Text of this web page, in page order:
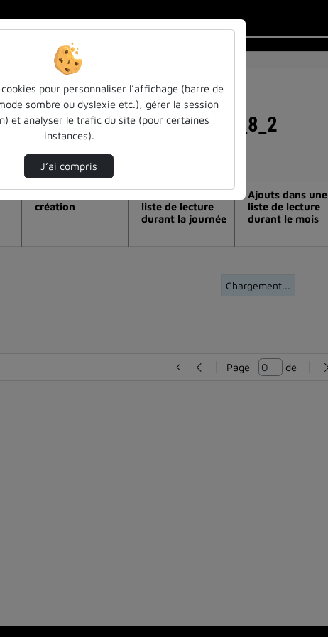
de la vidéo Cours_8_2
de visualisation
Chargement...
création
liste de lecture
durant la journée
Ajouts dans une
liste de lecture
durant le mois
Page de
pour personnaliser l’affichage (barre de
sombre ou dyslexie etc.), gérer la session
et analyser le trafic du site (pour certaines
instances).
J’ai compris